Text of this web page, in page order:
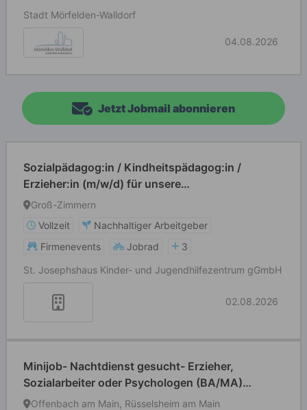
Stadt Mörfelden-Walldorf
04.08.2026
Jetzt Jobmail abonnieren
Sozialpädagog:in / Kindheitspädagog:in /
Erzieher:in (m/w/d) für unsere
Kinderinobhutnahme
Groß-Zimmern
Vollzeit
Nachhaltiger Arbeitgeber
Firmenevents
Jobrad
3
St. Josephshaus Kinder- und Jugendhilfezentrum gGmbH
02.08.2026
Minijob- Nachtdienst gesucht- Erzieher,
Sozialarbeiter oder Psychologen (BA/MA)
(m/w/d) in Wohngruppen
Offenbach am Main, Rüsselsheim am Main